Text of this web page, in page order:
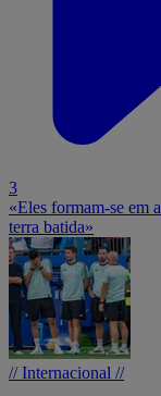
3
«Eles formam-se em
terra batida»
// Internacional //